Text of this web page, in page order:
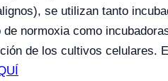
se utilizan tanto
normoxia como
de los cultivos celulares.